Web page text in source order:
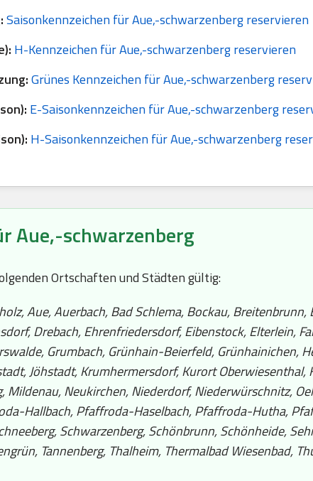
Saisonkennzeichen für Aue,-schwarzenberg reservieren
H-Kennzeichen für Aue,-schwarzenberg reservieren
Grünes Kennzeichen für Aue,-schwarzenberg
E-Saisonkennzeichen für Aue,-schwarzenberg
H-Saisonkennzeichen für Aue,-schwarzenberg
Aue,-schwarzenberg
Ortschaften und Städten gültig:
Aue, Auerbach, Bad Schlema, Bockau,
Drebach, Ehrenfriedersdorf, Eibenstock, Elterlein,
Grumbach, Grünhain-Beierfeld, Grünhainichen,
Jöhstadt, Krumhermersdorf, Kurort
Mildenau, Neukirchen, Niederdorf, Niederwürschnitz,
Hallbach, Pfaffroda-Haselbach, Pfaffroda-Hutha,
Schwarzenberg, Schönbrunn, Schönheide,
Tannenberg, Thalheim, Thermalbad Wiesenbad,